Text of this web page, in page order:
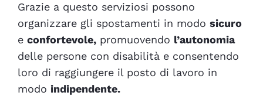
Grazie a questo serviziosi possono
organizzare gli spostamenti in modo sicuro
e confortevole,promuovendo l’autonomia
delle persone con disabilità e consentendo
loro di raggiungere il posto di lavoro in
modo indipendente.